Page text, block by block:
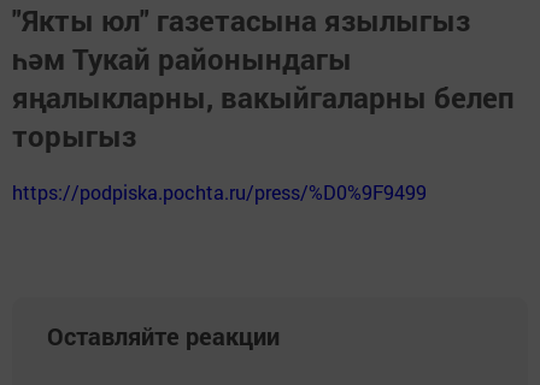
"Якты юл" газетасына язылыгыз
һәм Тукай районындагы
яңалыкларны, вакыйгаларны белеп
торыгыз
https://podpiska.pochta.ru/press/%D0%9F9499
Оставляйте реакции